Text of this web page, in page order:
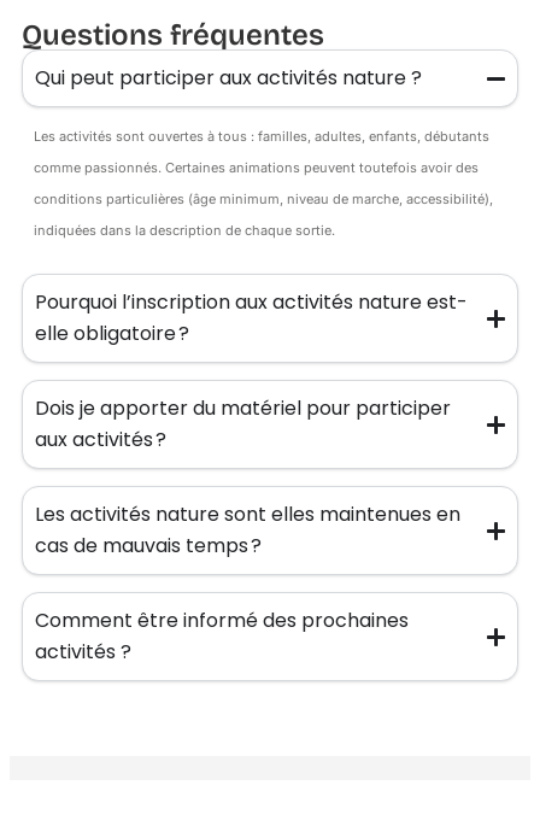
Questions fréquentes
Qui peut participer aux activités nature ?
Les activités sont ouvertes à tous : familles, adultes, enfants, débutants
comme passionnés. Certaines animations peuvent toutefois avoir des
conditions particulières (âge minimum, niveau de marche, accessibilité),
indiquées dans la description de chaque sortie.
Pourquoi l’inscription aux activités nature est-
elle obligatoire ?
Dois je apporter du matériel pour participer
aux activités ?
Les activités nature sont elles maintenues en
cas de mauvais temps ?
Comment être informé des prochaines
activités ?